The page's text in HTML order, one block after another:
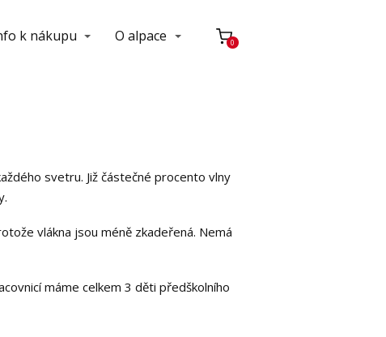
k nákupu O alpace 0
svetru. Již částečné procento vlny
vlákna jsou méně zkadeřená. Nemá
máme celkem 3 děti předškolního